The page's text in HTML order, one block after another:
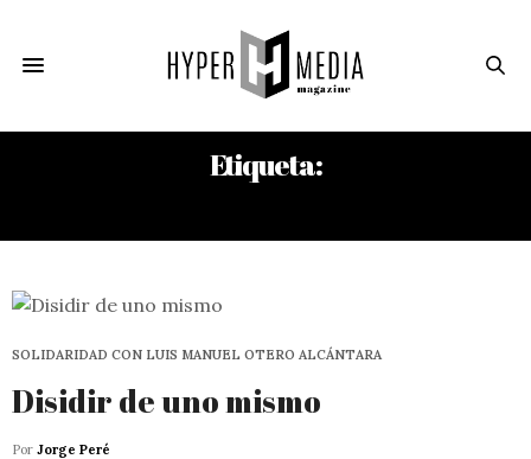
Etiqueta:
SOLIDARIDAD CON LUIS MANUEL OTERO ALCÁNTARA
Disidir de uno mismo
Por Jorge Peré